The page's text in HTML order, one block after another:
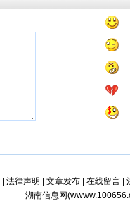
法律声明 文章发布| 在线留言|
湖南信息网(